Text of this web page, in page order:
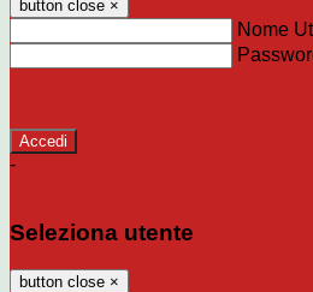
button close ×
Nome
-
Seleziona utente
button close ×